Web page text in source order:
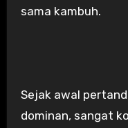
sama kambuh.
Sejak awal
dominan, sangat